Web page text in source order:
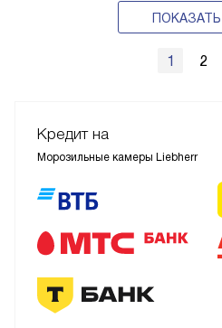
1 2
Кредит на
Морозильные камеры Liebherr